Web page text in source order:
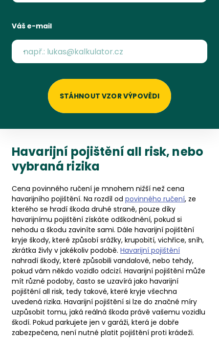
Váš e-mail
STÁHNOUT VZOR VÝPOVĚDI
Havarijní pojištění all risk, nebo
vybraná rizika
Cena povinného ručení je mnohem nižší než cena
havarijního pojištění. Na rozdíl od povinného ručení, ze
kterého se hradí škoda druhé straně, pouze díky
havarijnímu pojištění získáte odškodnění, pokud si
nehodu a škodu zaviníte sami. Dále havarijní pojištění
kryje škody, které způsobí srážky, krupobití, vichřice, sníh,
zkrátka živly v jakékoliv podobě. Havarijní pojištění
nahradí škody, které způsobili vandalové, nebo tehdy,
pokud vám někdo vozidlo odcizí. Havarijní pojištění může
mít různé podoby, často se uzavírá jako havarijní
pojištění all risk, tedy takové, které kryje všechna
uvedená rizika. Havarijní pojištění si lze do značné míry
uzpůsobit tomu, jaká reálná škoda právě vašemu vozidlu
škodí. Pokud parkujete jen v garáži, která je dobře
zabezpečena, není nutné platit pojištění proti krádeži.